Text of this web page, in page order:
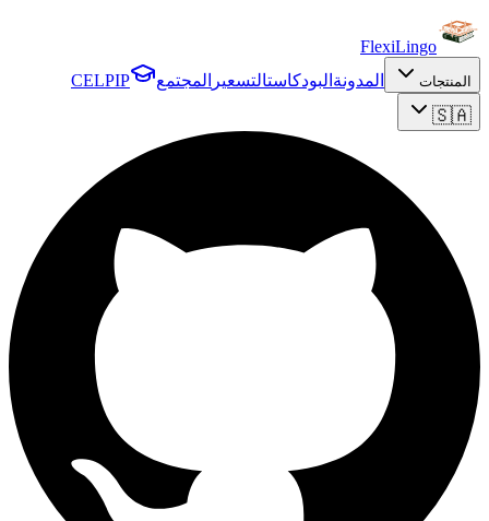
FlexiLingo
المنتجات المدونة البودكاستالتسعير المجتمع CELPIP
🇸🇦